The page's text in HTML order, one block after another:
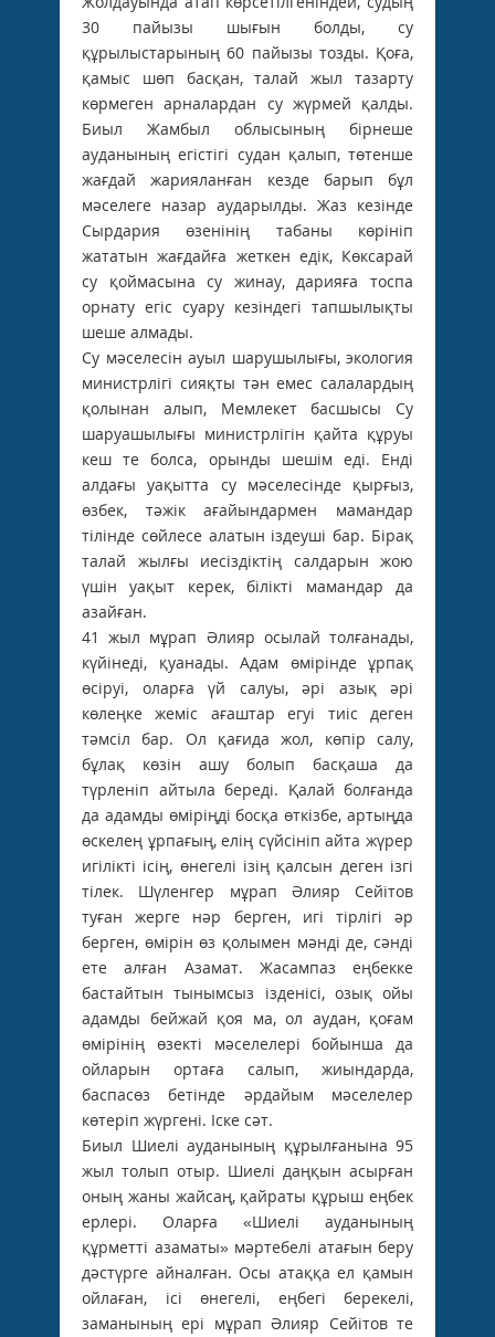
30 пайызы шығын болды, су
құрылыстарының 60 пайызы тозды. Қоға,
қамыс шөп басқан, талай жыл тазарту
көрмеген арналардан су жүрмей қалды.
Биыл Жамбыл облысының бірнеше
ауданының егістігі судан қалып, төтенше
жағдай жарияланған кезде барып бұл
мәселеге назар аударылды. Жаз кезінде
Сырдария өзенінің табаны көрініп
жататын жағдайға жеткен едік, Көксарай
су қоймасына су жинау, дарияға тоспа
орнату егіс суару кезіндегі тапшылықты
шеше алмады.
Су мәселесін ауыл шарушылығы, экология
министрлігі сияқты тән емес салалардың
қолынан алып, Мемлекет басшысы Су
шаруашылығы министрлігін қайта құруы
кеш те болса, орынды шешім еді. Енді
алдағы уақытта су мәселесінде қырғыз,
өзбек, тәжік ағайындармен мамандар
тілінде сөйлесе алатын іздеуші бар. Бірақ
талай жылғы иесіздіктің салдарын жою
үшін уақыт керек, білікті мамандар да
азайған.
41 жыл мұрап Әлияр осылай толғанады,
күйінеді, қуанады. Адам өмірінде ұрпақ
өсіруі, оларға үй салуы, әрі азық әрі
көлеңке жеміс ағаштар егуі тиіс деген
тәмсіл бар. Ол қағида жол, көпір салу,
бұлақ көзін ашу болып басқаша да
түрленіп айтыла береді. Қалай болғанда
да адамды өміріңді босқа өткізбе, артыңда
өскелең ұрпағың, елің сүйсініп айта жүрер
игілікті ісің, өнегелі ізің қалсын деген ізгі
тілек. Шүленгер мұрап Әлияр Сейітов
туған жерге нәр берген, игі тірлігі әр
берген, өмірін өз қолымен мәнді де, сәнді
ете алған Азамат. Жасампаз еңбекке
бастайтын тынымсыз ізденісі, озық ойы
адамды бейжай қоя ма, ол аудан, қоғам
өмірінің өзекті мәселелері бойынша да
ойларын ортаға салып, жиындарда,
баспасөз бетінде әрдайым мәселелер
көтеріп жүргені. Іске сәт.
Биыл Шиелі ауданының құрылғанына 95
жыл толып отыр. Шиелі даңқын асырған
оның жаны жайсаң, қайраты құрыш еңбек
ерлері. Оларға «Шиелі ауданының
құрметті азаматы» мәртебелі атағын беру
дәстүрге айналған. Осы атаққа ел қамын
ойлаған, ісі өнегелі, еңбегі берекелі,
заманының ері мұрап Әлияр Сейітов те